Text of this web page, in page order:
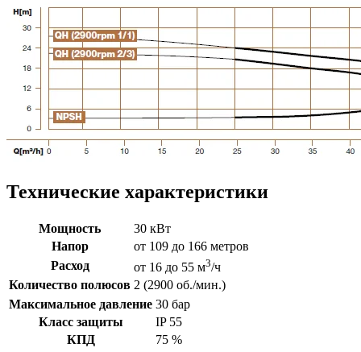
Технические характеристики
Мощность
30 кВт
Напор
от 109 до 166 метров
Расход
от 16 до 55 м3/ч
Количество полюсов 2 (2900 об./мин.)
Максимальное давление 30 бар
Класс защиты
IP 55
КПД
75 %